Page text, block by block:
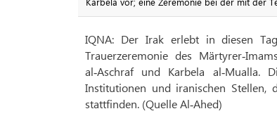
IQNA: Der Irak erlebt in diesen
Trauerzeremonie des
al‑Aschraf und Karbela al‑Mualla.
Institutionen und iranischen Stellen,
stattfinden. (Quelle Al‑Ahed)